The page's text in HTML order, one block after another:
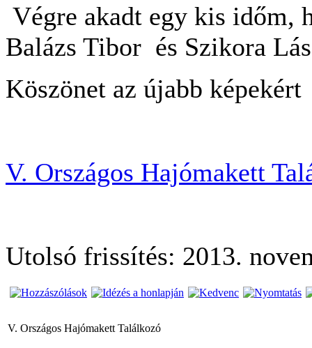
Végre akadt egy kis időm,
Balázs Tibor és Szikora
Köszönet az újabb képekért
V. Országos Hajómakett
Utolsó frissítés: 2013.
V. Országos Hajómakett Találkozó